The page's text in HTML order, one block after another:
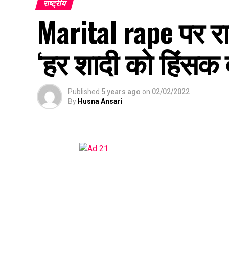
राष्ट्रीय
Marital rape पर
‘हर शादी को हिंसक
Published 5 years ago on 02/02/2022
By Husna Ansari